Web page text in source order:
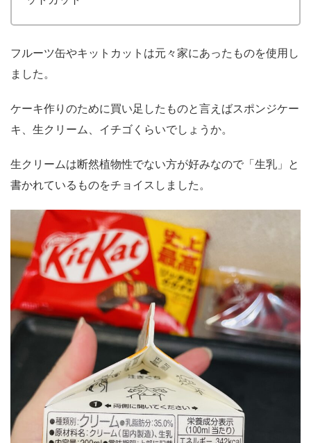
フルーツ缶やキットカットは元々家にあったものを使用し
ました。
ケーキ作りのために買い足したものと言えばスポンジケー
キ、生クリーム、イチゴくらいでしょうか。
生クリームは断然植物性でない方が好みなので「生乳」と
書かれているものをチョイスしました。